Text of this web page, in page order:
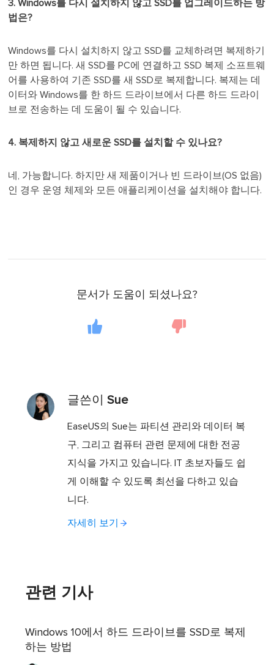
3. Windows를 다시 설치하지 않고 SSD를 업그레이드하는 방
법은?
Windows를 다시 설치하지 않고 SSD를 교체하려면 복제하기
만 하면 됩니다. 새 SSD를 PC에 연결하고 SSD 복제 소프트웨
어를 사용하여 기존 SSD를 새 SSD로 복제합니다. 복제는 데
이터와 Windows를 한 하드 드라이브에서 다른 하드 드라이
브로 전송하는 데 도움이 될 수 있습니다.
4. 복제하지 않고 새로운 SSD를 설치할 수 있나요?
네, 가능합니다. 하지만 새 제품이거나 빈 드라이브(OS 없음)
인 경우 운영 체제와 모든 애플리케이션을 설치해야 합니다.
문서가 도움이 되셨나요?
글쓴이Sue
EaseUS의 Sue는 파티션 관리와 데이터 복
구, 그리고 컴퓨터 관련 문제에 대한 전공
지식을 가지고 있습니다. IT 초보자들도 쉽
게 이해할 수 있도록 최선을 다하고 있습
니다.
자세히 보기
관련 기사
Windows 10에서 하드 드라이브를 SSD로 복제
하는 방법